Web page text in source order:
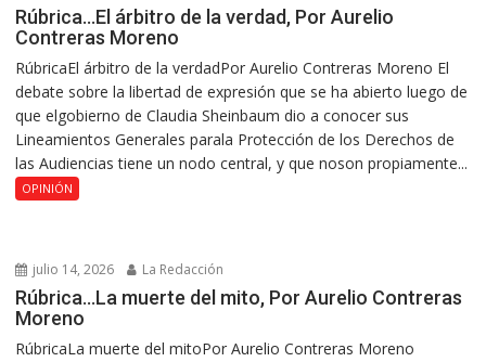
Rúbrica…El árbitro de la verdad, Por Aurelio
Contreras Moreno
RúbricaEl árbitro de la verdadPor Aurelio Contreras Moreno El
debate sobre la libertad de expresión que se ha abierto luego de
que elgobierno de Claudia Sheinbaum dio a conocer sus
Lineamientos Generales parala Protección de los Derechos de
las Audiencias tiene un nodo central, y que noson propiamente...
OPINIÓN
julio 14, 2026 La Redacción
Rúbrica…La muerte del mito, Por Aurelio Contreras
Moreno
RúbricaLa muerte del mitoPor Aurelio Contreras Moreno